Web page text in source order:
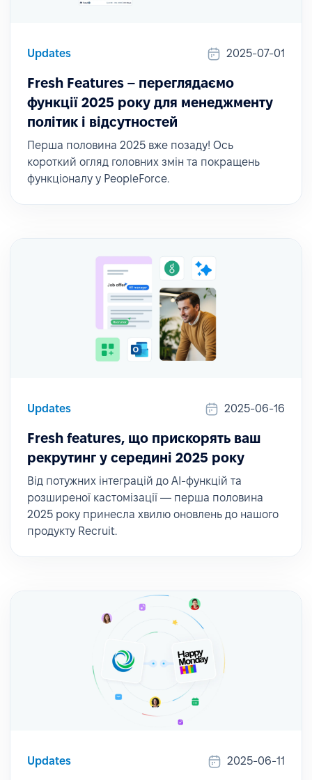
Updates 2025-07-01
Fresh Features – переглядаємо
функції 2025 року для менеджменту
політик і відсутностей
Перша половина 2025 вже позаду! Ось
короткий огляд головних змін та покращень
функціоналу у PeopleForce.
Updates 2025-06-16
Fresh features, що прискорять ваш
рекрутинг у середині 2025 року
Від потужних інтеграцій до AI-функцій та
розширеної кастомізації — перша половина
2025 року принесла хвилю оновлень до нашого
продукту Recruit.
Updates 2025-06-11